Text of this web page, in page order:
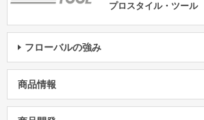
プロスタイル・ツール
フローバルの強み
商品情報